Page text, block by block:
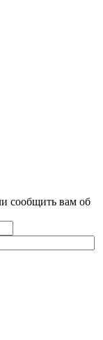
сообщить вам об